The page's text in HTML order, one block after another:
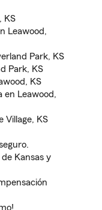
KS
Leawood,
Park, KS
Park, KS
KS
en Leawood,
Village, KS
Kansas y